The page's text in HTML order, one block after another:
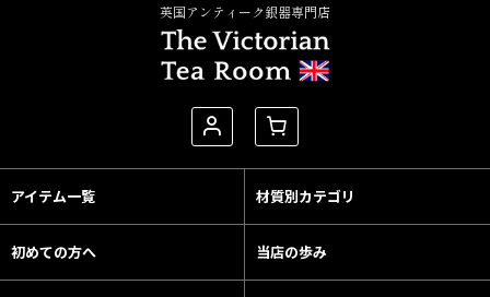
英国アンティーク銀器専門店
アイテム一覧 材質別カテゴリ
初めての方へ 当店の歩み